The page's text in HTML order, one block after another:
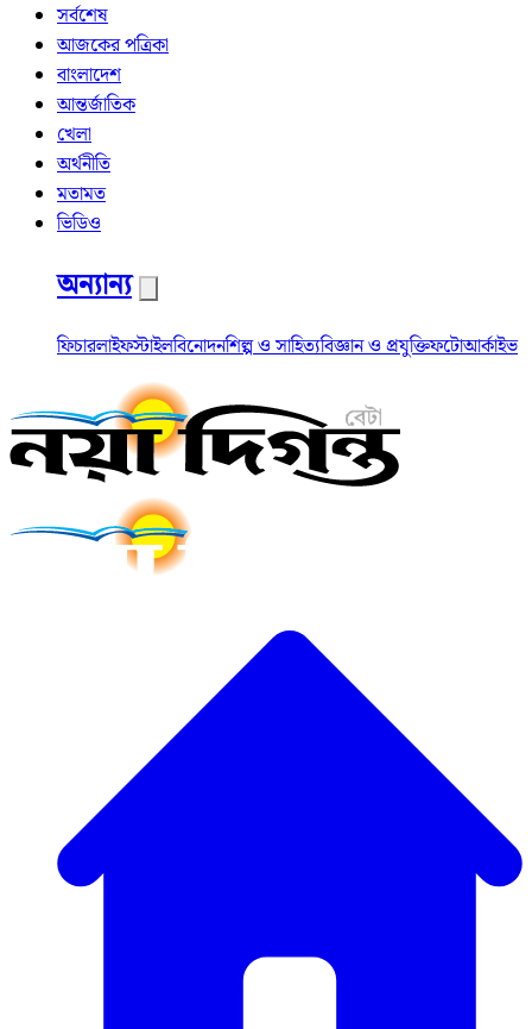
সর্বশেষ
আজকের পত্রিকা
বাংলাদেশ
আন্তর্জাতিক
খেলা
অর্থনীতি
মতামত
ভিডিও
অন্যান্য
ফিচারলাইফস্টাইলবিনোদনশিল্প ও সাহিত্যবিজ্ঞান ও প্রযুক্তিফটোআর্কাইভ